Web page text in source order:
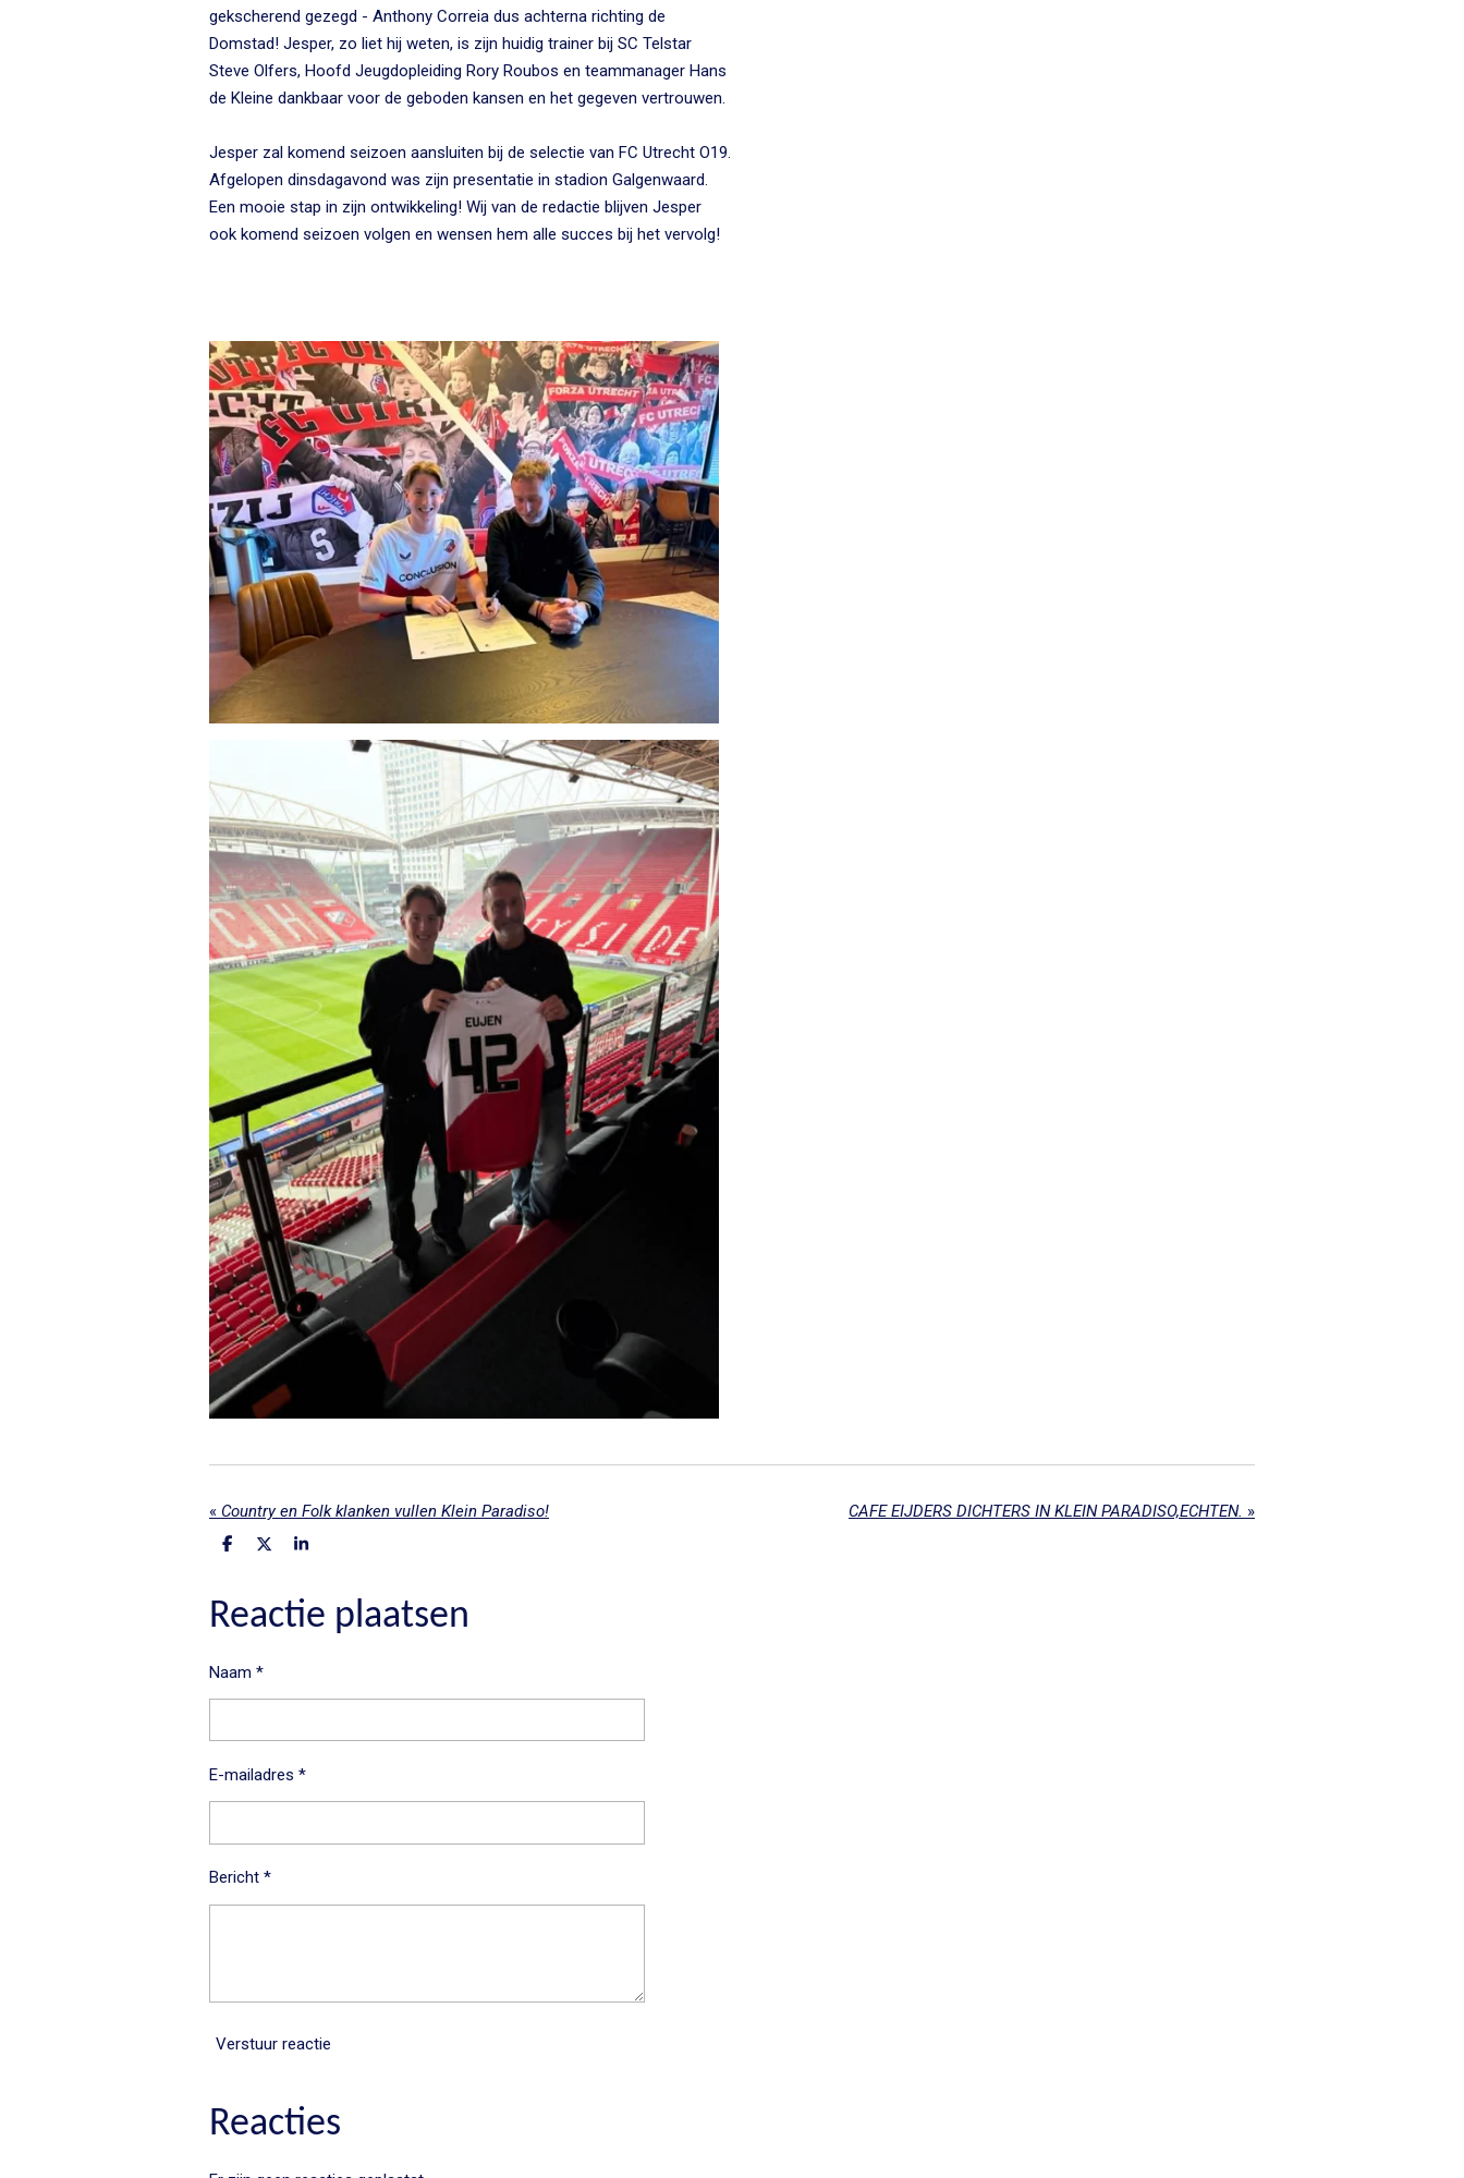
gekscherend gezegd - Anthony Correia dus achterna richting de
Domstad! Jesper, zo liet hij weten, is zijn huidig trainer bij SC Telstar
Steve Olfers, Hoofd Jeugdopleiding Rory Roubos en teammanager Hans
de Kleine dankbaar voor de geboden kansen en het gegeven vertrouwen.
Jesper zal komend seizoen aansluiten bij de selectie van FC Utrecht O19.
Afgelopen dinsdagavond was zijn presentatie in stadion Galgenwaard.
Een mooie stap in zijn ontwikkeling! Wij van de redactie blijven Jesper
ook komend seizoen volgen en wensen hem alle succes bij het vervolg!
« Country en Folk klanken vullen Klein Paradiso! CAFE EIJDERS DICHTERS IN KLEIN PARADISO,ECHTEN. »
D
e
n
D
S
r
e
Reactie plaatsen
Naam *
E-mailadres *
Bericht *
Verstuur reactie
Reacties